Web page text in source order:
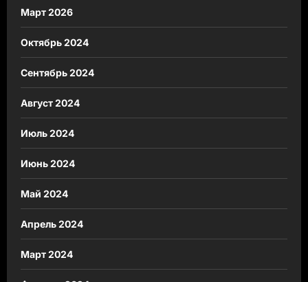
Март 2026
Октябрь 2024
Сентябрь 2024
Август 2024
Июль 2024
Июнь 2024
Май 2024
Апрель 2024
Март 2024